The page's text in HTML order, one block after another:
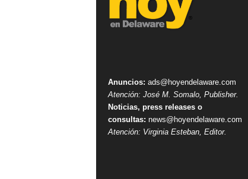
Anuncios: ads@hoyendelaware.com
Atención: José M. Somalo, Publisher.
Noticias, press releases o
consultas: news@hoyendelaware.com
Atención: Virginia Esteban, Editor.